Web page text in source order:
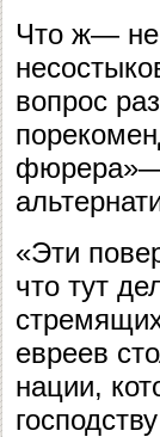
Что ж— не
вопрос
фюрера»—
«Эти
что тут
евреев
нации,